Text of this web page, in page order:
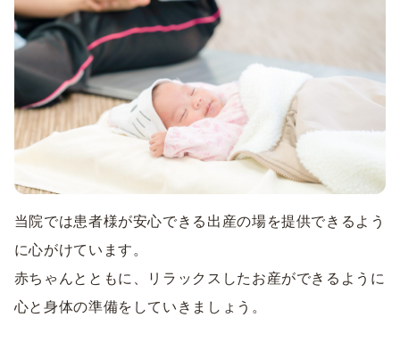
当院では患者様が安心できる出産の場を提供できるよう
に心がけています。
赤ちゃんとともに、リラックスしたお産ができるように
心と身体の準備をしていきましょう。